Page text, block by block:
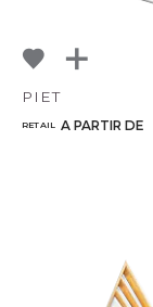
PIET
RETAIL A PARTIR DE